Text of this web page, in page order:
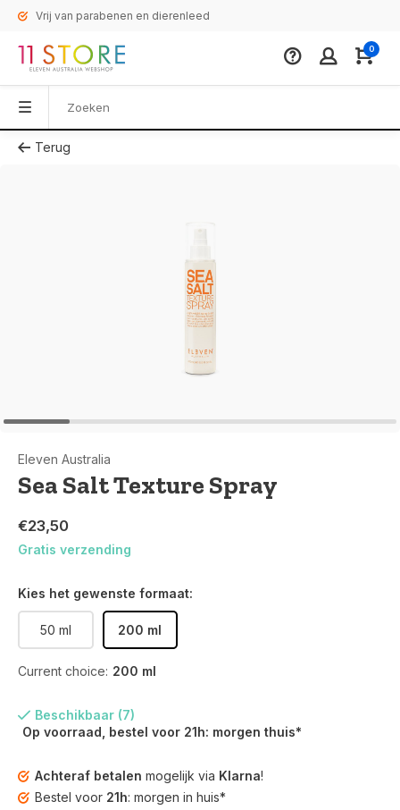
Vrij van parabenen en dierenleed
0
Terug
Eleven Australia
Sea Salt Texture Spray
€23,50
Gratis verzending
Kies het gewenste formaat:
50 ml 200 ml
Current choice: 200 ml
Beschikbaar (7)
Op voorraad, bestel voor 21h: morgen thuis*
Achteraf betalen mogelijk via Klarna!
Bestel voor 21h: morgen in huis*